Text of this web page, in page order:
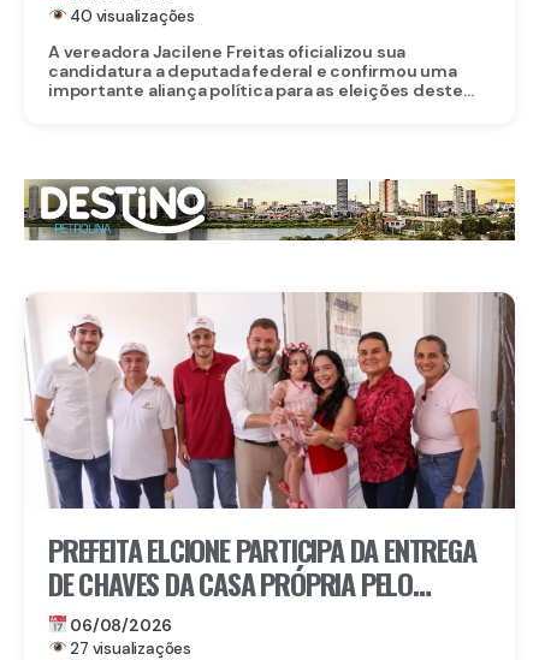
ARRAES EM POÇÃO, NO AGRESTE
40 visualizações
A vereadora Jacilene Freitas oficializou sua
candidatura a deputada federal e confirmou uma
importante aliança política para as eleições deste...
PREFEITA ELCIONE PARTICIPA DA ENTREGA
DE CHAVES DA CASA PRÓPRIA PELO
PROGRAMA MORAR BEM PE
06/08/2026
27 visualizações